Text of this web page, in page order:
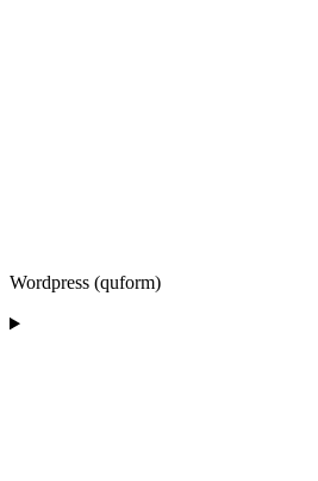
Wordpress (quform)